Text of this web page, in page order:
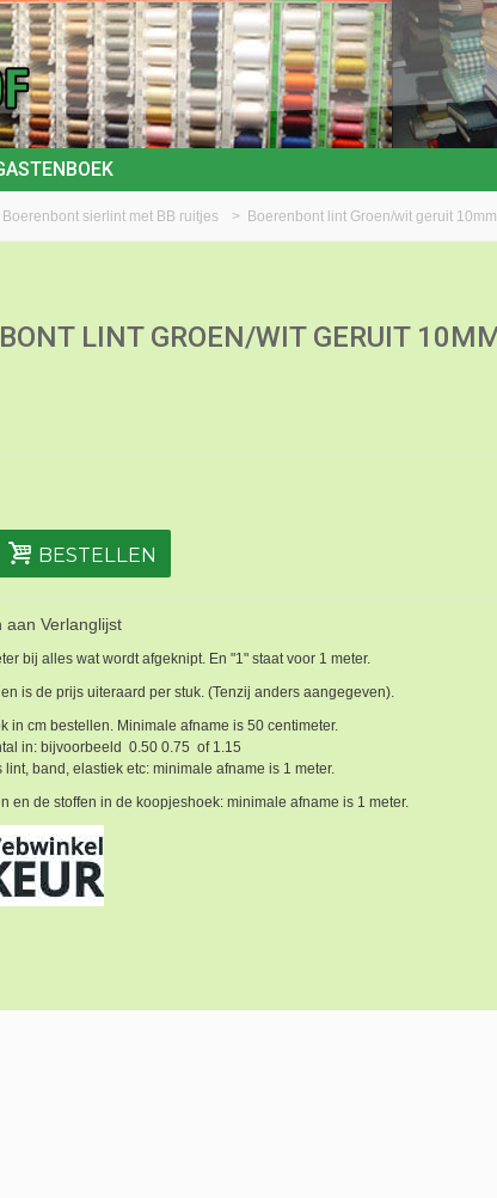
Boerenbont sierlint met BB ruitjes > Boerenbont lint Groen/wit geruit
LINT GROEN/WIT GERUIT
BESTELLEN
aan Verlanglijst
bij alles wat wordt afgeknipt. En "1" staat voor 1 meter.
is de prijs uiteraard per stuk. (Tenzij anders aangegeven).
in cm bestellen. Minimale afname is 50 centimeter.
in: bijvoorbeeld 0.50 0.75 of 1.15
lint, band, elastiek etc: minimale afname is 1 meter.
en de stoffen in de koopjeshoek: minimale afname is 1 meter.